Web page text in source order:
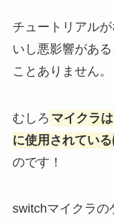
チュートリアル
いし悪影響があ
ことありません。
むしろマイクラ
に使用されてい
のです！
switchマイクラの